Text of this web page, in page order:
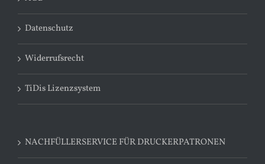
Datenschutz
Widerrufsrecht
TiDis Lizenzsystem
NACHFÜLLERSERVICE FÜR DRUCKERPATRONEN